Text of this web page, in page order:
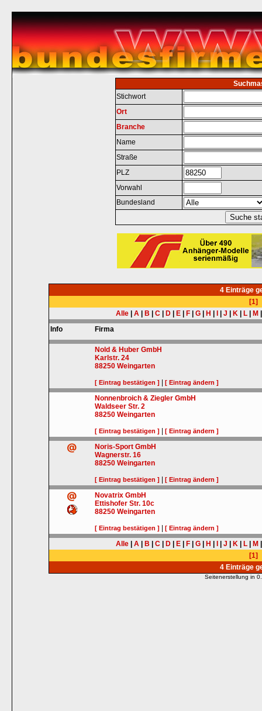
Stichwort
Ort
Branche
Name
Straße
PLZ
Vorwahl
Bundesland
4 Einträge
[1]
Alle
A B C D E F G H J K L M
Info
Firma
Nold & Huber GmbH
Karlstr. 24
88250 Weingarten
[ Eintrag bestätigen ] |[ Eintrag ändern ]
Nonnenbroich & Ziegler GmbH
Waldseer Str. 2
88250 Weingarten
[ Eintrag bestätigen ] |[ Eintrag ändern ]
Noris-Sport GmbH
Wagnerstr. 16
88250 Weingarten
[ Eintrag bestätigen ] |[ Eintrag ändern ]
Novatrix GmbH
Ettishofer Str. 10c
88250 Weingarten
[ Eintrag bestätigen ] |[ Eintrag ändern ]
Alle A B C D E F G H J K L M
[1]
4 Einträge
Seitenerstellung in